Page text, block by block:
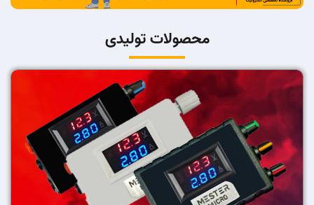
محصولات تولیدی